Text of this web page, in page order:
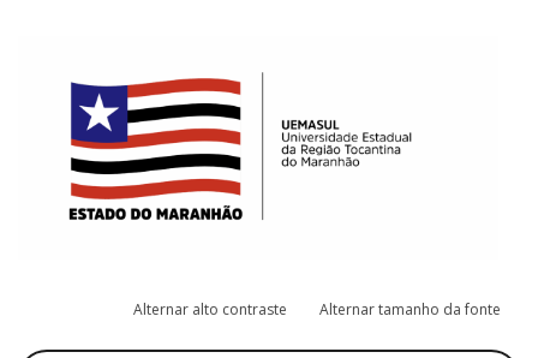
Alternar alto contraste Alternar tamanho da fonte